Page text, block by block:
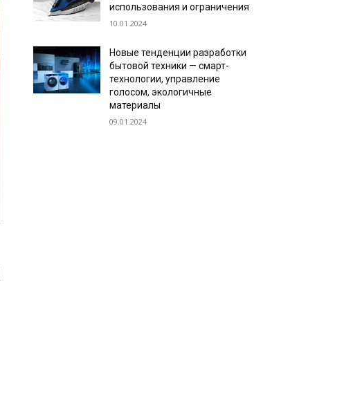
использования и ограничения
10.01.2024
Новые тенденции разработки
бытовой техники — смарт-
технологии, управление
голосом, экологичные
материалы
09.01.2024